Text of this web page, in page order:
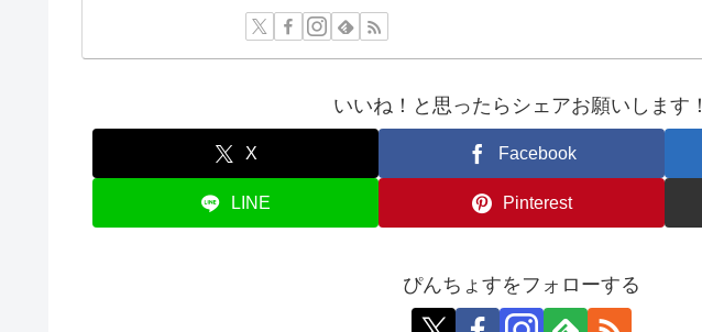
いいね！と思ったらシェアお願いします！
X Facebook
LINE Pinterest
ぴんちょすをフォローする